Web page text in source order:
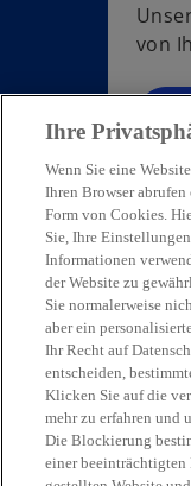
Kontakt
Aktuelles
Karriere
Ihre
Wenn Sie eine
Ihren Browser
Form von Cookies.
Sie, Ihre
Informationen
der Website zu
Sie normalerweise
aber ein
Ihr Recht auf
entscheiden,
Klicken Sie auf die
mehr zu erfahren und
Die Blockierung
einer beeinträchtigten